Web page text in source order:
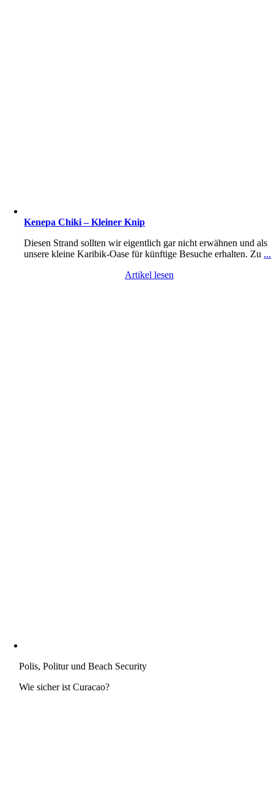
Kenepa Chiki – Kleiner Knip
Diesen Strand sollten wir eigentlich gar nicht erwähnen und als
unsere kleine Karibik-Oase für künftige Besuche erhalten. Zu ...
Artikel lesen
Polis, Politur und Beach Security
Wie sicher ist Curacao?